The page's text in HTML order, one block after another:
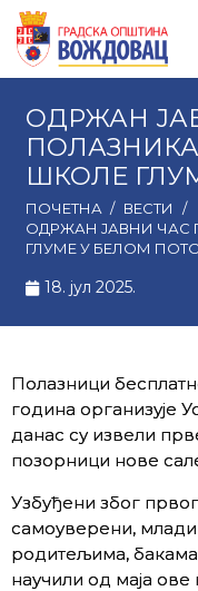
ОДРЖАН
ШКОЛЕ
ПОЧЕТНА / ВЕСТИ
/
ОДРЖАН ЈАВНИ ЧАС
ГЛУМЕ У БЕЛОМ
18. јул 2025.
Полазници
година организује
данас су извели
позорници нове
Узбуђени због
самоуверени, млади
родитељима,
научили од маја ове